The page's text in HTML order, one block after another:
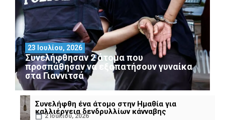
Συνελήφθησαν 2 άτομα που
προσπάθησαν να εξαπατήσουν γυναίκα
στα Γιαννιτσά
23 Ιουλίου, 2026
Συνελήφθη ένα άτομο στην Ημαθία για
καλλιέργεια δενδρυλλίων κάνναβης
2 Ιουλίου, 2026